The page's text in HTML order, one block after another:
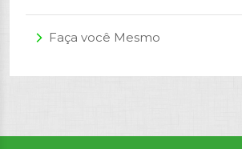
arrow_forward_ios Faça você Mesmo